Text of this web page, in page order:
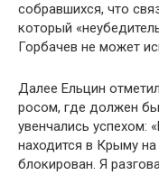
собрав­шихся, что
который
Горбачев не может
Далее Ельцин
росом, где должен
увенчались успехом:
находится в Крыму
блокирован. Я